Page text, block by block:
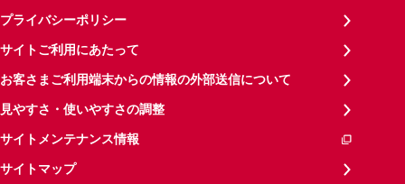
プライバシーポリシー
サイトご利用にあたって
お客さまご利用端末からの情報の外部送信について
見やすさ・使いやすさの調整
サイトメンテナンス情報
サイトマップ